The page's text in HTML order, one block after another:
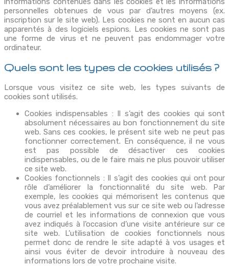
personnelles obtenues de vous par d’autres moyens (ex.
inscription sur le site web). Les cookies ne sont en aucun cas
apparentés à des logiciels espions. Les cookies ne sont pas
une forme de virus et ne peuvent pas endommager votre
ordinateur.
Quels sont les types de cookies utilisés ?
Lorsque vous visitez ce site web, les types suivants de
cookies sont utilisés.
Cookies indispensables : Il s’agit des cookies qui sont
absolument nécessaires au bon fonctionnement du site
web. Sans ces cookies, le présent site web ne peut pas
fonctionner correctement. En conséquence, il ne vous
est pas possible de désactiver ces cookies
indispensables, ou de le faire mais ne plus pouvoir utiliser
ce site web.
Cookies fonctionnels : Il s’agit des cookies qui ont pour
rôle d’améliorer la fonctionnalité du site web. Par
exemple, les cookies qui mémorisent les contenus que
vous avez préalablement vus sur ce site web ou l’adresse
de courriel et les informations de connexion que vous
avez indiqués à l’occasion d’une visite antérieure sur ce
site web. L’utilisation de cookies fonctionnels nous
permet donc de rendre le site adapté à vos usages et
ainsi vous éviter de devoir introduire à nouveau des
informations lors de votre prochaine visite.